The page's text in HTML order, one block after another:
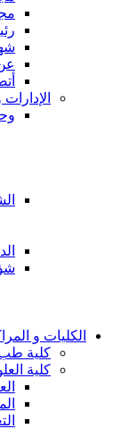
الكليات و
كلية طب
كلية